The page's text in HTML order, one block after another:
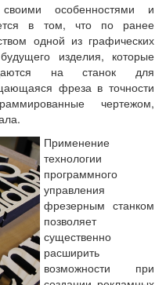
особенностями и
в том, что по ранее
одной из графических
изделия, которые
на станок для
фреза в точности
чертежом,
Применение
технологии
программного
управления
фрезерным станком
позволяет
существенно
расширить
возможности при